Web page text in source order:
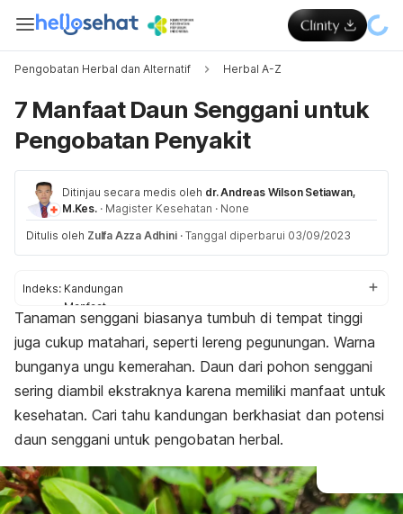
Pengobatan Herbal dan Alternatif Herbal A-Z
7 Manfaat Daun Senggani untuk
Pengobatan Penyakit
Ditinjau secara medis oleh dr. Andreas Wilson Setiawan,
M.Kes. · Magister Kesehatan · None
Ditulis oleh Zulfa Azza Adhini · Tanggal diperbarui 03/09/2023
Indeks: Kandungan
Manfaat
Efek samping
Cara konsumsi
Tanaman senggani biasanya tumbuh di tempat tinggi
juga cukup matahari, seperti lereng pegunungan. Warna
bunganya ungu kemerahan. Daun dari pohon senggani
sering diambil ekstraknya karena memiliki manfaat untuk
kesehatan. Cari tahu kandungan berkhasiat dan potensi
daun senggani untuk pengobatan herbal.